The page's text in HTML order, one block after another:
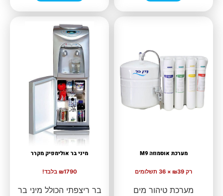
מערכת אוסמוזה M9
רק ₪39 × 36 תשלומים
מערכת טיהור מים
מיני בר אולימפיק מקרר
₪1790 בלבד!
בר ריצפתי הכולל מיני בר